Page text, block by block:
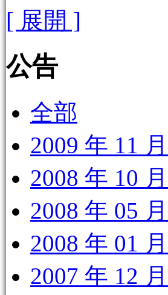
[ 展開 ]
公告
全部
2009 年 11 月
2008 年 10 月
2008 年 05 月
2008 年 01 月
2007 年 12 月